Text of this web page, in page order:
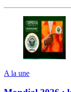
A la une